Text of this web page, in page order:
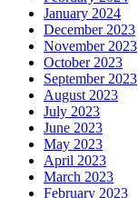
January 2024
December 2023
November 2023
October 2023
September 2023
August 2023
July 2023
June 2023
May 2023
April 2023
March 2023
February 2023